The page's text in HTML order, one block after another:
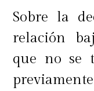
Sobre la
relación
que no se